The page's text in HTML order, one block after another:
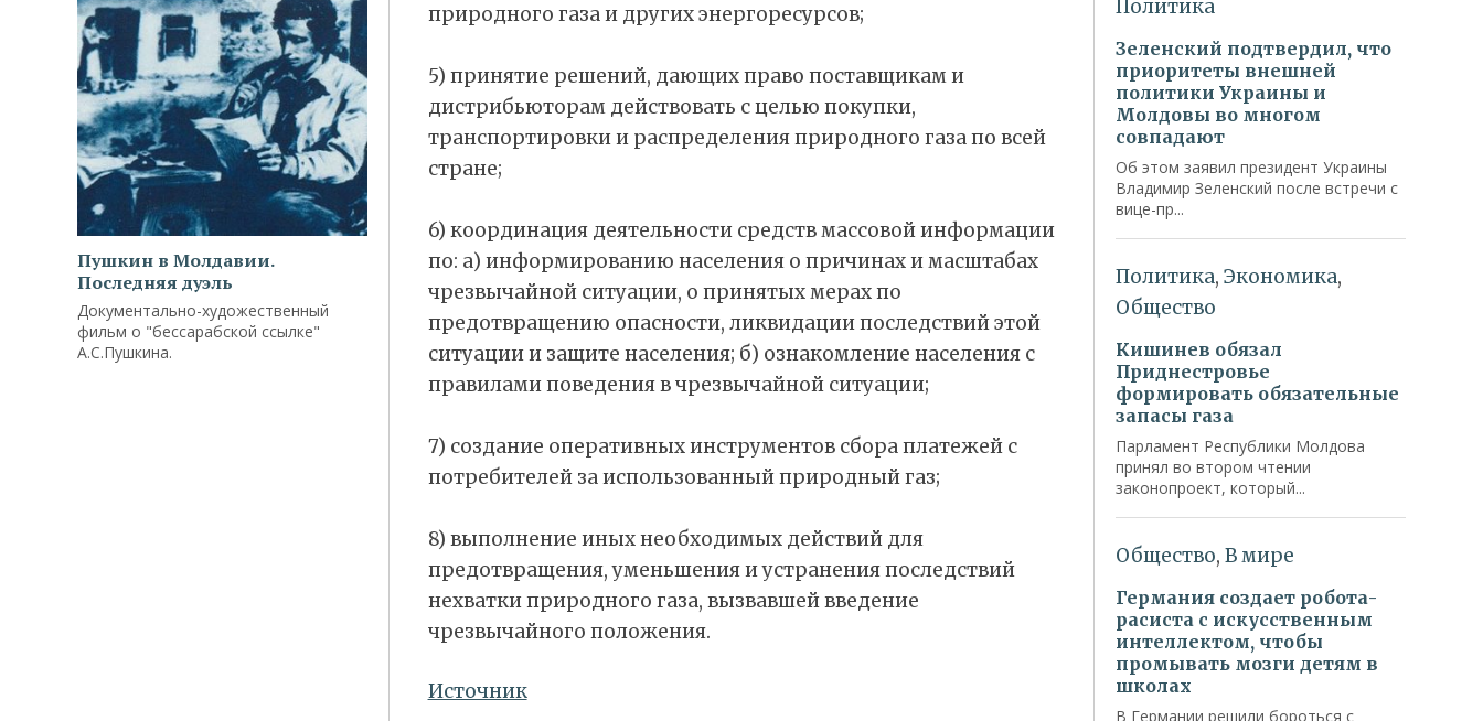
Пушкин в Молдавии.
Последняя дуэль
Документально-художественный
фильм о "бессарабской ссылке"
А.С.Пушкина.
природного газа и других энергоресурсов;
5) принятие решений, дающих право поставщикам и
дистрибьюторам действовать с целью покупки,
транспортировки и распределения природного газа по всей
стране;
6) координация деятельности средств массовой информации
по: а) информированию населения о причинах и масштабах
чрезвычайной ситуации, о принятых мерах по
предотвращению опасности, ликвидации последствий этой
ситуации и защите населения; б) ознакомление населения с
правилами поведения в чрезвычайной ситуации;
7) создание оперативных инструментов сбора платежей с
потребителей за использованный природный газ;
8) выполнение иных необходимых действий для
предотвращения, уменьшения и устранения последствий
нехватки природного газа, вызвавшей введение
чрезвычайного положения.
Источник